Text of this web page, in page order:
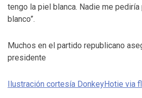
tengo la piel blanca. Nadie me
blanco”.
Muchos en el partido republicano
presidente
Ilustración cortesía DonkeyHotie via